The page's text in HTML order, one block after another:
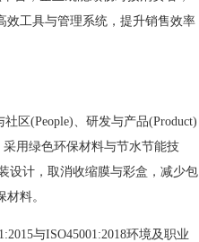
效工具与管理系统，提升销售效率
区(People)、研发与产品(Product)
用绿色环保材料与节水节能技
设计，取消收缩膜与彩盒，减少包
料。
与ISO45001:2018环境及职业